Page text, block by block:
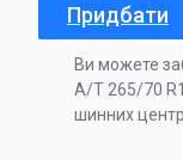
Придбати
Ви можете
A/T 265/70
шинних